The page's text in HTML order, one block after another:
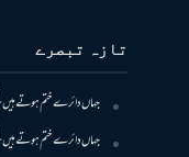
تازہ تبصرے
جہاں دائرے ختم ہوتے ہیں-
جہاں دائرے ختم ہوتے ہیں-